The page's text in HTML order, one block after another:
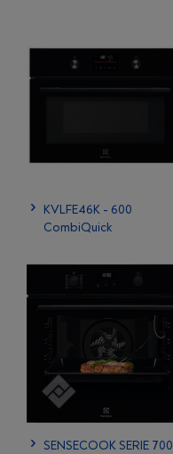
KVLFE46K - 600
CombiQuick
SENSECOOK SERIE 700